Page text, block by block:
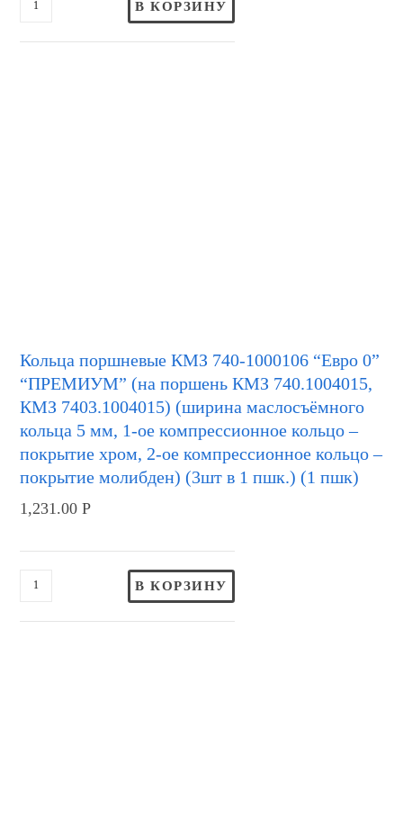
В КОРЗИНУ
Кольца поршневые КМЗ 740-1000106 “Евро 0”
“ПРЕМИУМ” (на поршень КМЗ 740.1004015,
КМЗ 7403.1004015) (ширина маслосъёмного
кольца 5 мм, 1-ое компрессионное кольцо –
покрытие хром, 2-ое компрессионное кольцо –
покрытие молибден) (3шт в 1 пшк.) (1 пшк)
1,231.00Р
В КОРЗИНУ